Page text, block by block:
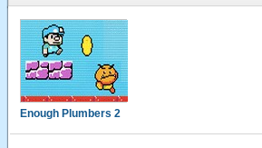
Enough Plumbers 2